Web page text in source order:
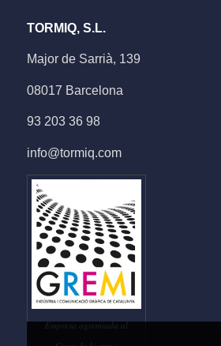
TORMIQ, S.L.
Major de Sarrià, 139
08017 Barcelona
93 203 36 98
info@tormiq.com
Empresa agremiada al